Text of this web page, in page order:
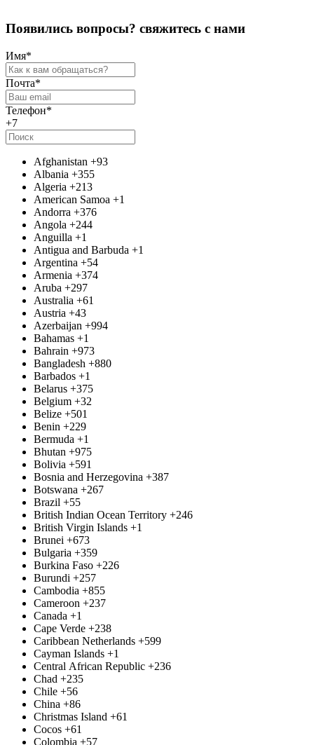
Появились вопросы? свяжитесь с нами
Имя*
Почта*
Телефон*
+7
Afghanistan +93
Albania +355
Algeria +213
American Samoa +1
Andorra +376
Angola +244
Anguilla +1
Antigua and Barbuda +1
Argentina +54
Armenia +374
Aruba +297
Australia +61
Austria +43
Azerbaijan +994
Bahamas +1
Bahrain +973
Bangladesh +880
Barbados +1
Belarus +375
Belgium +32
Belize +501
Benin +229
Bermuda +1
Bhutan +975
Bolivia +591
Bosnia and Herzegovina +387
Botswana +267
Brazil +55
British Indian Ocean Territory +246
British Virgin Islands +1
Brunei +673
Bulgaria +359
Burkina Faso +226
Burundi +257
Cambodia +855
Cameroon +237
Canada +1
Cape Verde +238
Caribbean Netherlands +599
Cayman Islands +1
Central African Republic +236
Chad +235
Chile +56
China +86
Christmas Island +61
Cocos +61
Colombia +57